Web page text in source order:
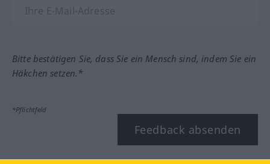
Bitte bestätigen Sie, dass Sie ein Mensch sind, indem Sie ein
Häkchen setzen.*
*Pflichtfeld
Feedback absenden